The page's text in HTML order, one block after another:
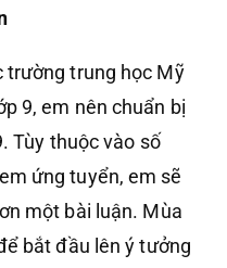
trường trung học Mỹ
9, em nên chuẩn bị
Tùy thuộc vào số
ứng tuyển, em sẽ
một bài luận. Mùa
bắt đầu lên ý tưởng